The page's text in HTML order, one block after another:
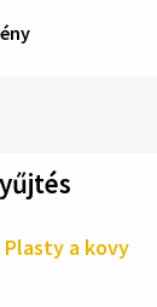
Plasty a kovy